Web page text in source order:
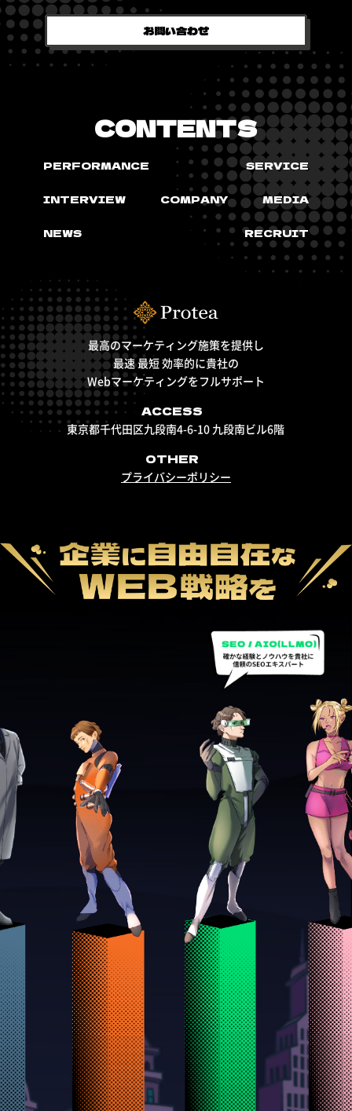
お問い合わせ
CONTENTS
PERFORMANCE SERVICE
INTERVIEW COMPANY MEDIA
NEWS RECRUIT
最高のマーケティング施策を提供し
最速 最短 効率的に貴社の
Webマーケティングをフルサポート
ACCESS
東京都千代田区九段南4-6-10 九段南ビル6階
OTHER
プライバシーポリシー